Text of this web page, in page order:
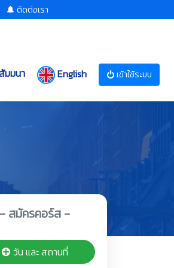
ติดต่อเรา
มมนา English เข้าใช้ระบบ
- สมัครคอร์ส -
วัน และ สถานที่